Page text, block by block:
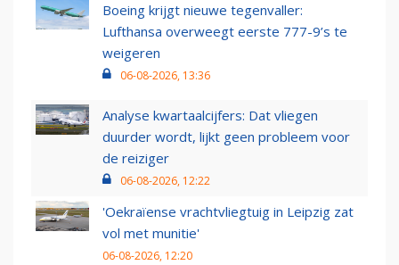
Boeing krijgt nieuwe tegenvaller:
Lufthansa overweegt eerste 777-9’s te
weigeren
06-08-2026, 13:36
Analyse kwartaalcijfers: Dat vliegen
duurder wordt, lijkt geen probleem voor
de reiziger
06-08-2026, 12:22
'Oekraïense vrachtvliegtuig in Leipzig zat
vol met munitie'
06-08-2026, 12:20